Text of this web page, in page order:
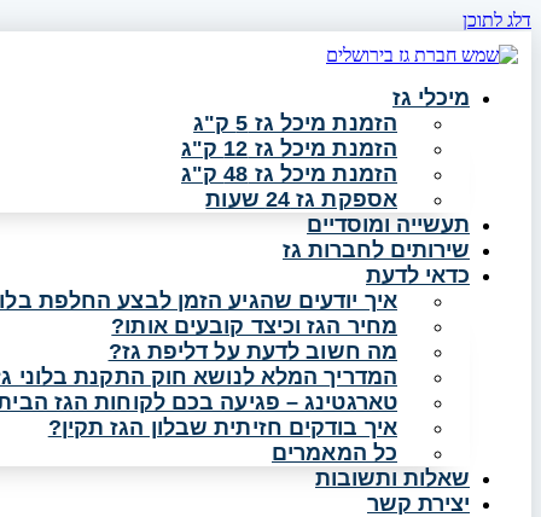
דלג לתוכן
מיכלי גז
הזמנת מיכל גז 5 ק"ג
הזמנת מיכל גז 12 ק"ג
הזמנת מיכל גז 48 ק"ג
אספקת גז 24 שעות
תעשייה ומוסדיים
שירותים לחברות גז
כדאי לדעת
איך יודעים שהגיע הזמן לבצע החלפת
מחיר הגז וכיצד קובעים אותו?
מה חשוב לדעת על דליפת גז?
המדריך המלא לנושא חוק התקנת בלוני
טארגטינג – פגיעה בכם לקוחות הגז
איך בודקים חזיתית שבלון הגז תקין?
כל המאמרים
שאלות ותשובות
יצירת קשר